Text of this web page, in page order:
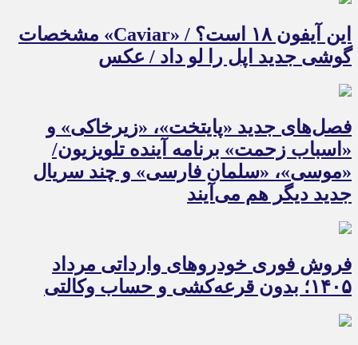
این آیفون ۱۸ است؟ / «Caviar» مشخصات
گوشی جدید اپل را لو داد / عکس
فصل‌های جدید «پایتخت»، «زیرخاکی» و
«اسباب زحمت» برنامه آینده تلویزیون/
«موسی»، «سلمان فارسی» و چند سریال
جدید دیگر هم می‌آیند
فروش فوری خودروهای وارداتی مرداد
۱۴۰۵؛ بدون قرعه‌کشی و حساب وکالتی